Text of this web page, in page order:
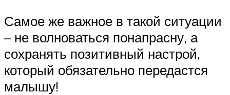
Самое же важное в такой ситуации
– не волноваться понапрасну, а
сохранять позитивный настрой,
который обязательно передастся
малышу!